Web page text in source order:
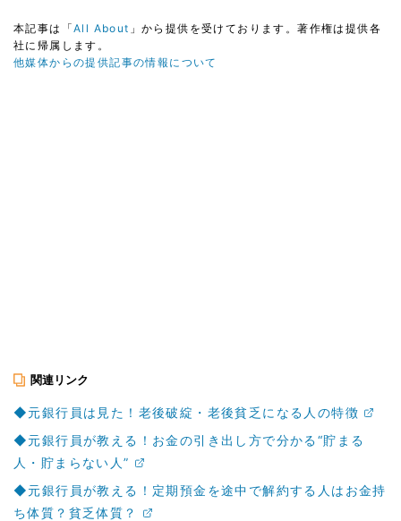
本記事は「All About 」から提供を受けております。著作権は提供各
社に帰属します。
他媒体からの提供記事の情報について
関連リンク
◆元銀行員は見た！老後破綻・老後貧乏になる人の特徴
◆元銀行員が教える！お金の引き出し方で分かる“貯まる
人・貯まらない人”
◆元銀行員が教える！定期預金を途中で解約する人はお金持
ち体質？貧乏体質？